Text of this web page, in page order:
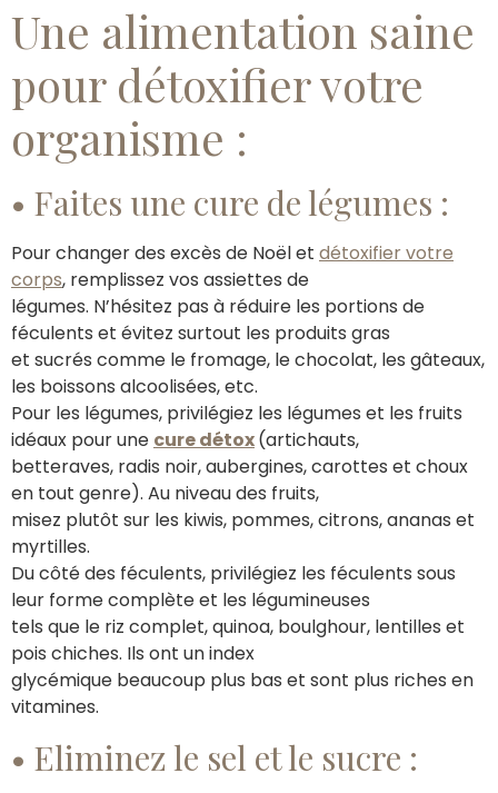
Une alimentation saine
pour détoxifier votre
organisme :
• Faites une cure de légumes :
Pour changer des excès de Noël et détoxifier votre
corps, remplissez vos assiettes de
légumes. N’hésitez pas à réduire les portions de
féculents et évitez surtout les produits gras
et sucrés comme le fromage, le chocolat, les gâteaux,
les boissons alcoolisées, etc.
Pour les légumes, privilégiez les légumes et les fruits
idéaux pour une cure détox(artichauts,
betteraves, radis noir, aubergines, carottes et choux
en tout genre). Au niveau des fruits,
misez plutôt sur les kiwis, pommes, citrons, ananas et
myrtilles.
Du côté des féculents, privilégiez les féculents sous
leur forme complète et les légumineuses
tels que le riz complet, quinoa, boulghour, lentilles et
pois chiches. Ils ont un index
glycémique beaucoup plus bas et sont plus riches en
vitamines.
• Eliminez le sel et le sucre :